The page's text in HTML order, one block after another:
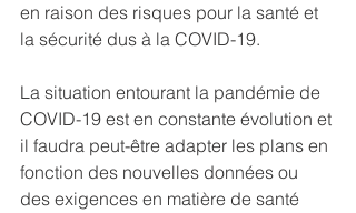
en raison des risques pour la santé et
la sécurité dus à la COVID-19.
La situation entourant la pandémie de
COVID-19 est en constante évolution et
il faudra peut-être adapter les plans en
fonction des nouvelles données ou
des exigences en matière de santé